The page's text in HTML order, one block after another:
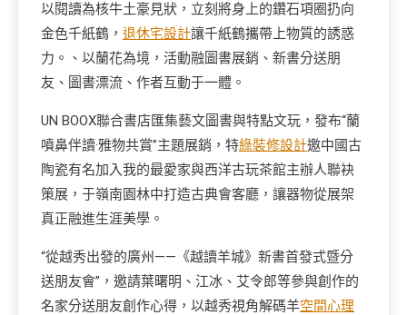
以閱讀為核牛土豪見狀，立刻將身上的鑽石項圈扔向
金色千紙鶴， 退休宅設計讓千紙鶴攜帶上物質的誘惑
力。、以蘭花為境，活動融圖書展銷、新書分送朋
友、圖書漂流、作者互動于一體。
UN BOOX聯合書店匯集藝文圖書與特點文玩，發布“蘭
噴鼻伴讀·雅物共賞”主題展銷，特綠裝修設計邀中國古
陶瓷有名加入我的最愛家與西洋古玩茶館主辦人聯袂
策展，于嶺南園林中打造古典會客廳，讓器物從展架
真正融進生涯美學。
“從越秀出發的廣州——《越讀羊城》新書首發式暨分
送朋友會”，邀請葉曙明、江冰、艾令郎等參與創作的
名家分送朋友創作心得，以越秀視角解碼羊空間心理